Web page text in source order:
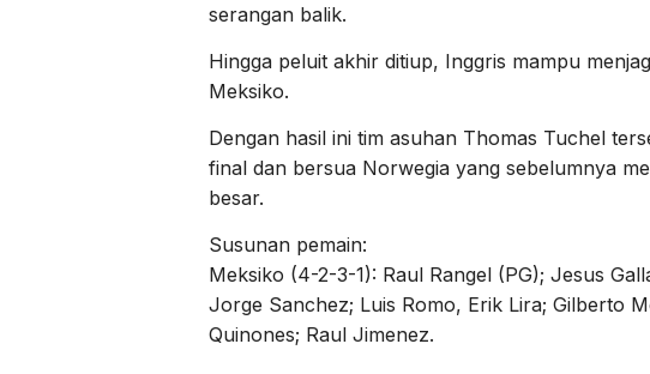
serangan balik.
Hingga peluit akhir ditiup, Inggris mampu
Meksiko.
Dengan hasil ini tim asuhan Thomas Tuchel
final dan bersua Norwegia yang sebelumnya
besar.
Susunan pemain:
Meksiko (4-2-3-1): Raul Rangel (PG); Jesus
Jorge Sanchez; Luis Romo, Erik Lira; Gilberto
Quinones; Raul Jimenez.